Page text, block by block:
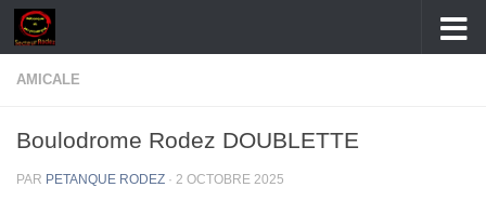
Skip to content
AMICALE
Boulodrome Rodez DOUBLETTE
PAR PETANQUE RODEZ · 2 OCTOBRE 2025